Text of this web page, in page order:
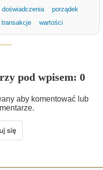
porządek
transakcje wartości
pod wpisem: 0
aby komentować lub